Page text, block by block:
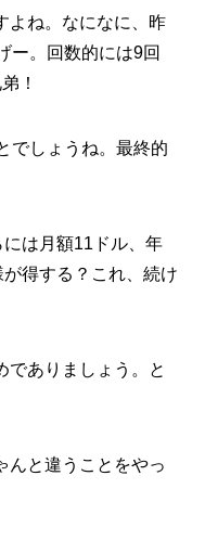
よね。なになに、昨
ー。回数的には9回
！
でしょうね。最終的
は月額11ドル、年
得する？これ、続け
でありましょう。と
んと違うことをやっ